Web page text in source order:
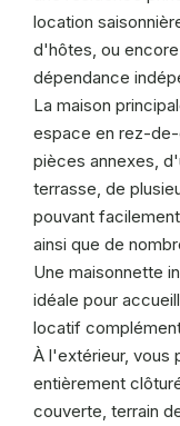
location
d'hôtes, ou
dépendance
La maison
espace en rez-
pièces annexes,
terrasse, de
pouvant
ainsi que de
Une maisonnette
idéale pour
locatif
À l'extérieur, vous
entièrement
couverte, terrain